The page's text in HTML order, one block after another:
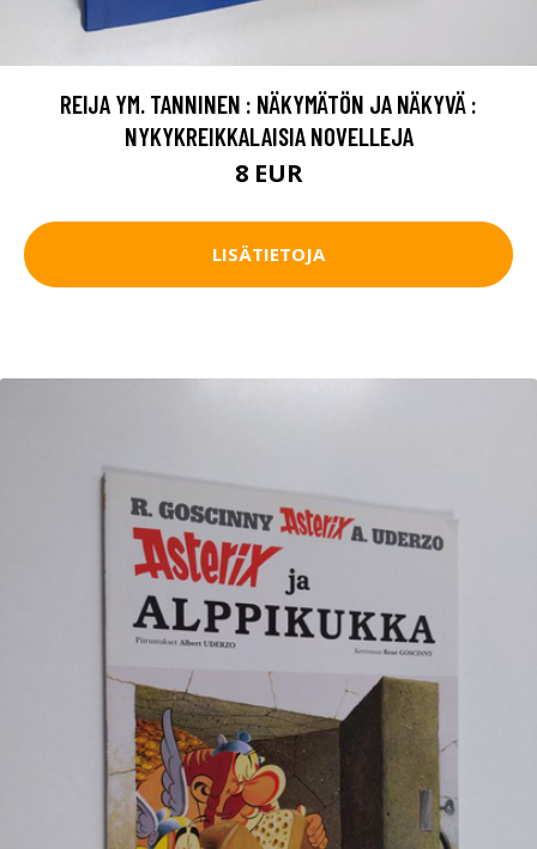
REIJA YM. TANNINEN : NÄKYMÄTÖN JA NÄKYVÄ :
NYKYKREIKKALAISIA NOVELLEJA
8 EUR
LISÄTIETOJA